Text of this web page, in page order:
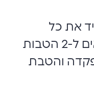
את כל
הסכום בעצמם, והם זכאים ל-2 הטבות
והטבת